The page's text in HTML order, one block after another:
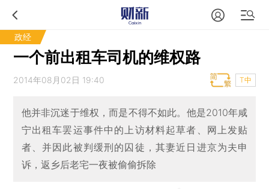
政经
一个前出租车司机的维权路
2014年08月02日 19:40 T中
他并非沉迷于维权，而是不得不如此。他是2010年咸
宁出租车罢运事件中的上访材料起草者、网上发贴
者、并因此被判缓刑的囚徒，其妻近日进京为夫申
诉，返乡后老宅一夜被偷偷拆除